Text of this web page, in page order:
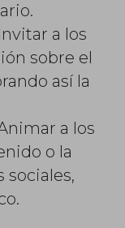
a los
sobre el
así la
a los
o la
sociales,